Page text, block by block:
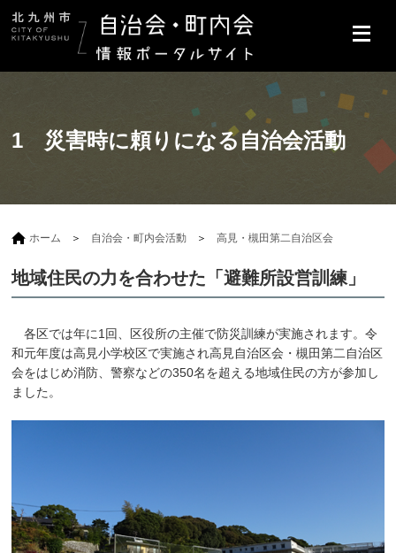
1 災害時に頼りになる自治会活動
ホーム 自治会・町内会活動 高見・槻田第二自治区会
地域住民の力を合わせた「避難所設営訓練」
各区では年に1回、区役所の主催で防災訓練が実施されます。令
和元年度は高見小学校区で実施され高見自治区会・槻田第二自治区
会をはじめ消防、警察などの350名を超える地域住民の方が参加し
ました。